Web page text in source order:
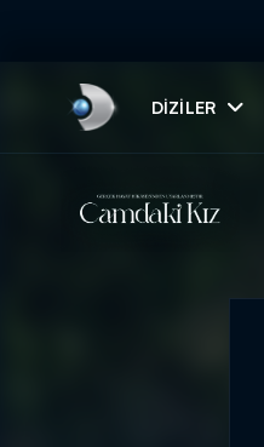
DIZILER